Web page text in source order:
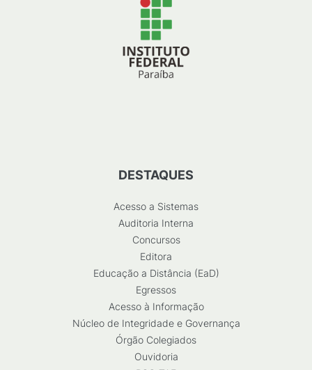
DESTAQUES
Acesso a Sistemas
Auditoria Interna
Concursos
Editora
Educação a Distância (EaD)
Egressos
Acesso à Informação
Núcleo de Integridade e Governança
Órgão Colegiados
Ouvidoria